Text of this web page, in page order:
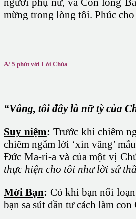
mừng trong lòng tôi. Phúc
A/ 5 phút với Lời Chúa
“Vâng, tôi đây là nữ tỳ của
Suy niệm: Trước khi chiêm
chiêm ngắm lời ‘xin vâng’
Đức Ma-ri-a và của một vị
thực hiện cho tôi như lời sứ
Mời Bạn: Có khi bạn nổi
bạn sa sút dần tư cách làm